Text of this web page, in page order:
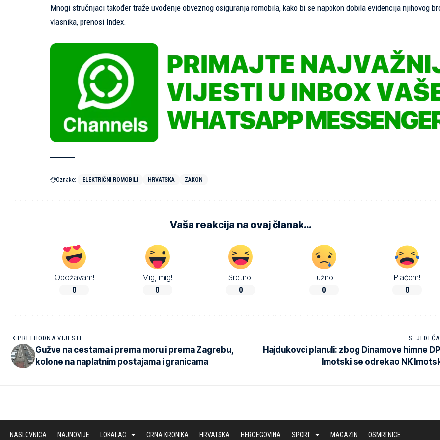
Mnogi stručnjaci također traže uvođenje obveznog osiguranja romobila, kako bi se napokon dobila evidencija njihovog
vlasnika, prenosi Index.
Oznake: ELEKTRIČNI ROMOBILI HRVATSKA ZAKON
Vaša reakcija na ovaj članak…
Obožavam!
0
Mig, mig!
0
Sretno!
0
Tužno!
0
Plačem!
0
PRETHODNA VIJESTI
Gužve na cestama i prema moru i prema Zagrebu,
kolone na naplatnim postajama i granicama
Hajdukovci planuli: zbog Dinamove himne
Imotski se odrekao NK
NASLOVNICA NAJNOVIJE LOKALAC CRNA KRONIKA HRVATSKA HERCEGOVINA SPORT MAGAZIN OSMRTNICE